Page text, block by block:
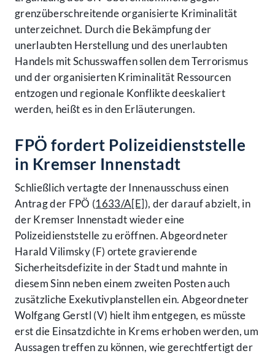
grenzüberschreitende organisierte Kriminalität
unterzeichnet. Durch die Bekämpfung der
unerlaubten Herstellung und des unerlaubten
Handels mit Schusswaffen sollen dem Terrorismus
und der organisierten Kriminalität Ressourcen
entzogen und regionale Konflikte deeskaliert
werden, heißt es in den Erläuterungen.
FPÖ fordert Polizeidienststelle
in Kremser Innenstadt
Schließlich vertagte der Innenausschuss einen
Antrag der FPÖ (1633/A[E]), der darauf abzielt, in
der Kremser Innenstadt wieder eine
Polizeidienststelle zu eröffnen. Abgeordneter
Harald Vilimsky (F) ortete gravierende
Sicherheitsdefizite in der Stadt und mahnte in
diesem Sinn neben einem zweiten Posten auch
zusätzliche Exekutivplanstellen ein. Abgeordneter
Wolfgang Gerstl (V) hielt ihm entgegen, es müsste
erst die Einsatzdichte in Krems erhoben werden, um
Aussagen treffen zu können, wie gerechtfertigt der